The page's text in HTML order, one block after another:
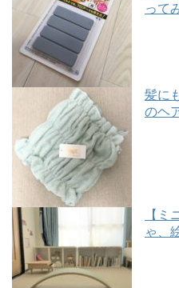
って
髪に
のヘ
【ミ
ゃ、